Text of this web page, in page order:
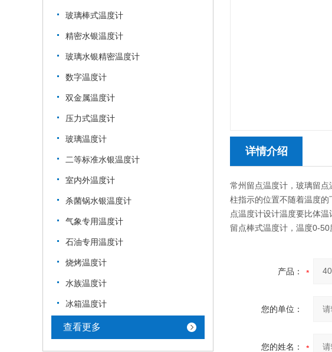
玻璃棒式温度计
精密水银温度计
玻璃水银精密温度计
数字温度计
双金属温度计
压力式温度计
玻璃温度计
二等标准水银温度计
室内外温度计
杀菌锅水银温度计
气象专用温度计
石油专用温度计
烧烤温度计
水族温度计
冰箱温度计
查看更多
详情介绍
常州留点温度计，玻璃留
柱指示的位置不随着温度
点温度计设计温度要比体温
留点棒式温度计，温度0-
产品：
您的单位：
您的姓名：